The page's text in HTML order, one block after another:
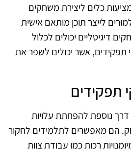
כלים ליצירת משחקים
לייצר תוכן מותאם אישית
דיגיטליים יכולים לכלול
תפקידים, אשר יכולים לשפר את
תפקידים
נוספת להפחתת עלויות
הם מאפשרים לתלמידים לחקור
רכות כמו עבודת צוות